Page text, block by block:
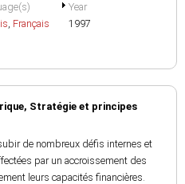
, Français
Year
1997
Stratégie et principes
de nombreux défis internes et
par un accroissement des
leurs capacités financières.